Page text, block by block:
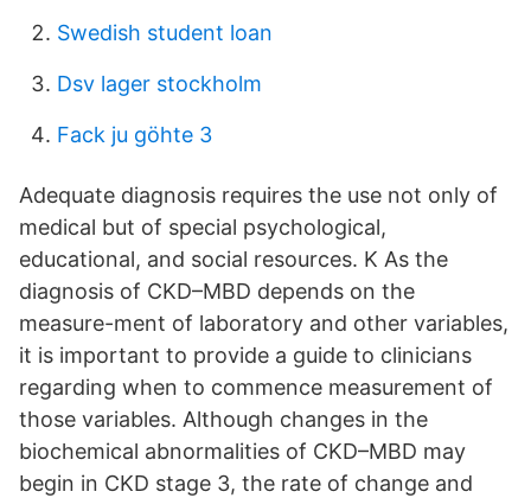
Swedish student loan
Dsv lager stockholm
Fack ju göhte 3
Adequate diagnosis requires the use not only of
medical but of special psychological,
educational, and social resources. K As the
diagnosis of CKD–MBD depends on the
measure-ment of laboratory and other variables,
it is important to provide a guide to clinicians
regarding when to commence measurement of
those variables. Although changes in the
biochemical abnormalities of CKD–MBD may
begin in CKD stage 3, the rate of change and